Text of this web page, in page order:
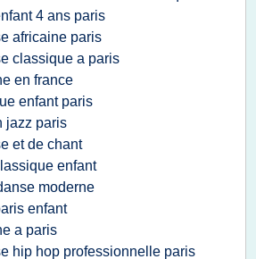
4 ans paris
africaine paris
classique a paris
en france
enfant paris
jazz paris
et de chant
enfant
moderne
enfant
a paris
hip hop professionnelle paris